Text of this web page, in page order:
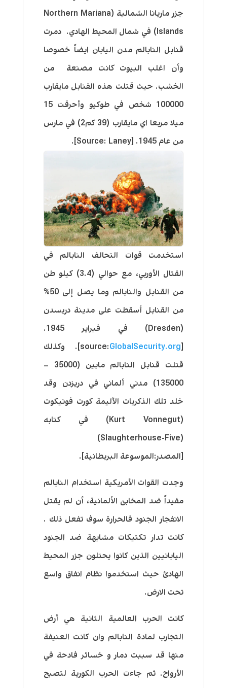
جزر ماريانا الشمالية (Northern Mariana
Islands) في شمال المحيط الهادي. دمرت
قنابل النابالم مدن اليابان ايضاً خصوصا
وأن اغلب البيوت كانت مصنعة من
الخشب. حيث قتلت هذه القنابل مايقارب
100000 شخص في طوكيو وأحرقت 15
ميلا مربعا اي مايقارب (39 كم2) في مارس
من عام 1945. [Source: Laney].
استخدمت قوات التحالف النابالم في
القتال الأوربي، مع حوالي (3.4) كيلو طن
من القنابل والنابالم وما يصل إلى 50%
من القنابل أسقطت على مدينة دريسدن
(Dresden) في فبراير 1945.
[source:
GlobalSecurity.org
]. وكذلك
قتلت قنابل النابالم مابين (35000 –
135000) مدني ألماني في دريزدن وقد
خلد تلك الذكريات الأليمة كورت فونيكوت
(Kurt Vonnegut) في كتابه
(Slaughterhouse-Five)
[المصدر:الموسوعة البريطانية].
وجدت القوات الأمريكية استخدام النابالم
مفيداً ضد المخابئ الألمانية، أن لم يقتل
الانفجار الجنود فالحرارة سوف تفعل ذلك .
كانت تدار تكتيكات مشابهة ضد الجنود
اليابانيين الذين كانوا يحتلون جزر المحيط
الهادئ حيث استخدموا نظام انفاق واسع
تحت الارض.
كانت الحرب العالمية الثانية هي أرض
التجارب لمادة النابالم وان كانت العنيفة
منها قد سببت دمار و خسائر فادحة في
الأرواح. ثم جاءت الحرب الكورية لتصبح